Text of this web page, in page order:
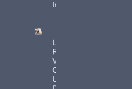
Info
Le « Bit
Rot » :
Vos
Clés
USB Et